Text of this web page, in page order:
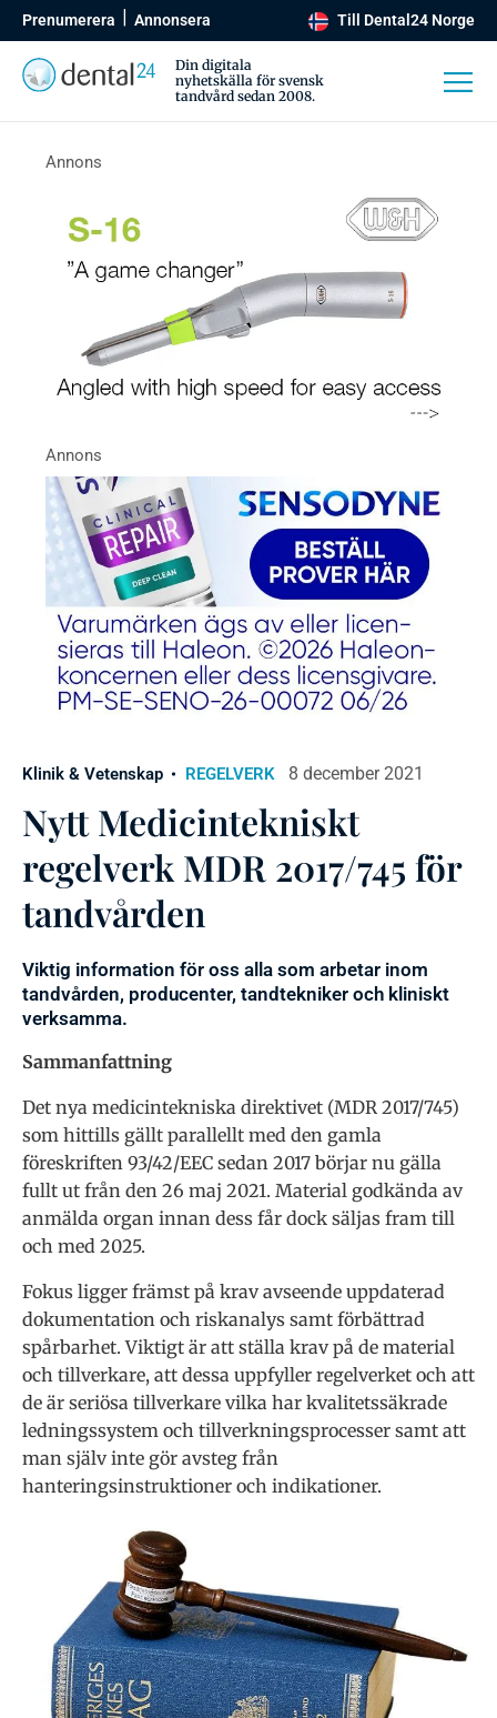
Prenumerera Annonsera Till Dental24 Norge
Din digitala
nyhetskälla för svensk
tandvård sedan 2008.
Klinik & Vetenskap REGELVERK 8 december 2021
Nytt Medicintekniskt
regelverk MDR 2017/745 för
tandvården
Viktig information för oss alla som arbetar inom
tandvården, producenter, tandtekniker och kliniskt
verksamma.
Sammanfattning
Det nya medicintekniska direktivet (MDR 2017/745)
som hittills gällt parallellt med den gamla
föreskriften 93/42/EEC sedan 2017 börjar nu gälla
fullt ut från den 26 maj 2021. Material godkända av
anmälda organ innan dess får dock säljas fram till
och med 2025.
Fokus ligger främst på krav avseende uppdaterad
dokumentation och riskanalys samt förbättrad
spårbarhet. Viktigt är att ställa krav på de material
och tillverkare, att dessa uppfyller regelverket och att
de är seriösa tillverkare vilka har kvalitetssäkrade
ledningssystem och tillverkningsprocesser samt att
man själv inte gör avsteg från
hanteringsinstruktioner och indikationer.